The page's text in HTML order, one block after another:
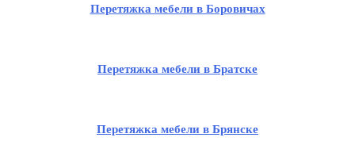
Перетяжка мебели в Боровичах
Перетяжка мебели в Братске
Перетяжка мебели в Брянске